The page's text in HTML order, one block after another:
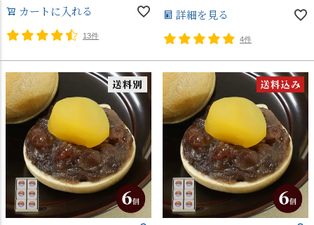
カートに入れる
13件
詳細を見る
4件